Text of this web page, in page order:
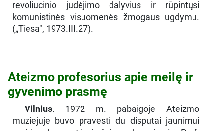
revoliucinio judėjimo dalyvius ir rūpintųsi
komunistinės visuomenės žmogaus ugdymu.
(„Tiesa", 1973.III.27).
Ateizmo profesorius apie meilę ir
gyvenimo prasmę
Vilnius. 1972 m. pabaigoje Ateizmo
muziejuje buvo pravesti du disputai jaunimui